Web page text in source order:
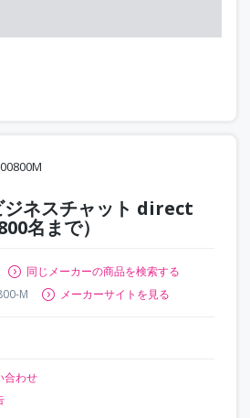
ジネスチャット direct
名まで）
同じメーカーの商品を検索する
M メーカーサイトを見る
合わせ